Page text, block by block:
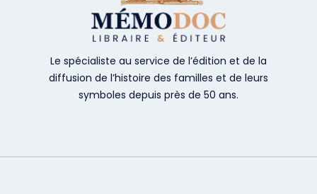
Le spécialiste au service de l’édition et de la
diffusion de l’histoire des familles et de leurs
symboles depuis près de 50 ans.